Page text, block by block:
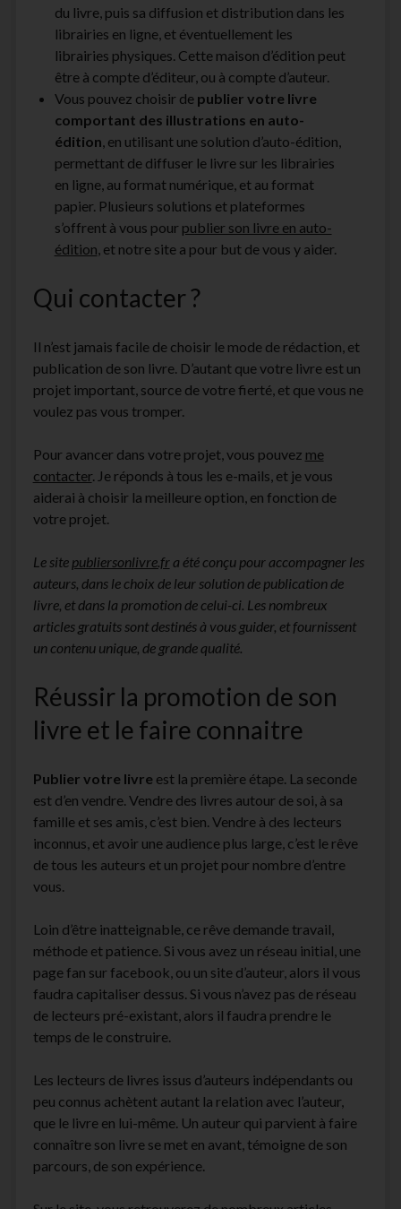
du livre, puis sa diffusion et distribution dans les
librairies en ligne, et éventuellement les
librairies physiques. Cette maison d’édition peut
être à compte d’éditeur, ou à compte d’auteur.
Vous pouvez choisir de publier votre livre
comportant des illustrations en auto-
édition, en utilisant une solution d’auto-édition,
permettant de diffuser le livre sur les librairies
en ligne, au format numérique, et au format
papier. Plusieurs solutions et plateformes
s’offrent à vous pour publier son livre en auto-
édition, et notre site a pour but de vous y aider.
Qui contacter ?
Il n’est jamais facile de choisir le mode de rédaction, et
publication de son livre. D’autant que votre livre est un
projet important, source de votre fierté, et que vous ne
voulez pas vous tromper.
Pour avancer dans votre projet, vous pouvez me
contacter. Je réponds à tous les e-mails, et je vous
aiderai à choisir la meilleure option, en fonction de
votre projet.
Le site publiersonlivre.fra été conçu pour accompagner les
auteurs, dans le choix de leur solution de publication de
livre, et dans la promotion de celui-ci. Les nombreux
articles gratuits sont destinés à vous guider, et fournissent
un contenu unique, de grande qualité.
Réussir la promotion de son
livre et le faire connaitre
Publier votre livre est la première étape. La seconde
est d’en vendre. Vendre des livres autour de soi, à sa
famille et ses amis, c’est bien. Vendre à des lecteurs
inconnus, et avoir une audience plus large, c’est le rêve
de tous les auteurs et un projet pour nombre d’entre
vous.
Loin d’être inatteignable, ce rêve demande travail,
méthode et patience. Si vous avez un réseau initial, une
page fan sur facebook, ou un site d’auteur, alors il vous
faudra capitaliser dessus. Si vous n’avez pas de réseau
de lecteurs pré-existant, alors il faudra prendre le
temps de le construire.
Les lecteurs de livres issus d’auteurs indépendants ou
peu connus achètent autant la relation avec l’auteur,
que le livre en lui-même. Un auteur qui parvient à faire
connaître son livre se met en avant, témoigne de son
parcours, de son expérience.